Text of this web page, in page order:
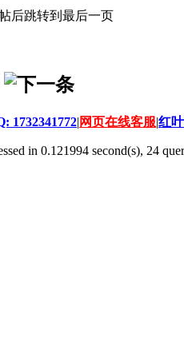
后跳转到最后一页
1732341772| 网页在线客服|红
in 0.121994 second(s), 24